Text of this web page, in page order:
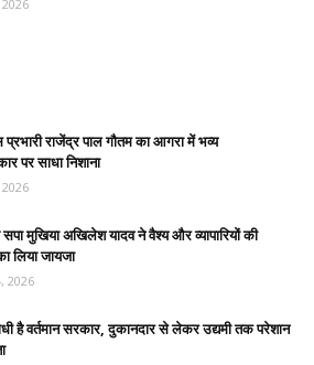
प्रभारी राजेंद्र पाल गौतम का आगरा में भव्य
पर साधा निशाना
मुखिया अखिलेश यादव ने वैश्य और व्यापारियों की
लिया जायजा
2026
है वर्तमान सरकार, दुकानदार से लेकर उद्यमी तक परेशान